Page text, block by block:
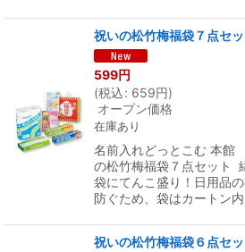
祝いの松竹梅福袋７点セッ
599円
(税込: 659円)
オープン価格
在庫あり
名前入れどっとこむ 本
の松竹梅福袋７点セット
袋にてんこ盛り！日用品
防ぐため、袋はカートン
祝いの松竹梅福袋６点セッ